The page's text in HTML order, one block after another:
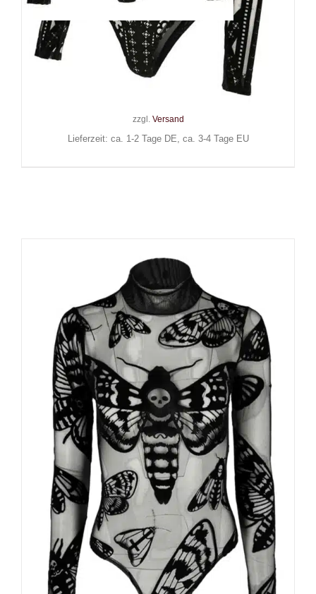
Restyle Body Cathedral
Dragonfly
zzgl. Versand
Lieferzeit: ca. 1-2 Tage DE, ca. 3-4 Tage EU